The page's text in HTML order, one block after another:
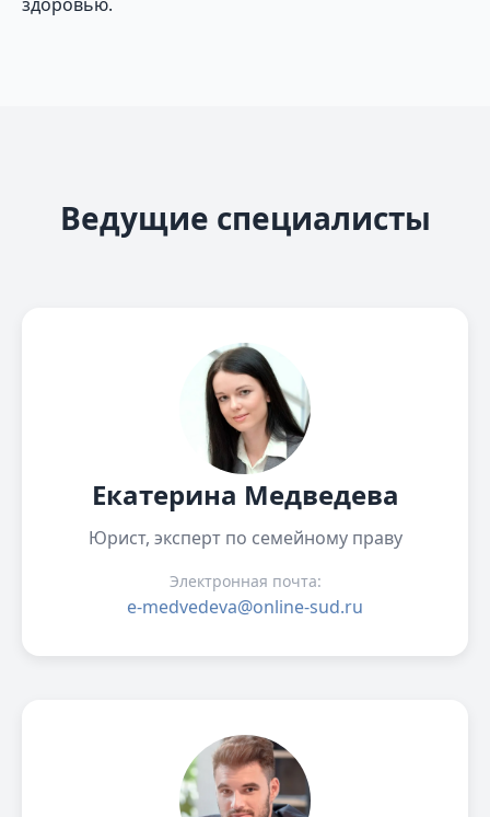
Ведущие специалисты
Екатерина Медведева
Юрист, эксперт по семейному праву
Электронная почта:
e-medvedeva@online-sud.ru